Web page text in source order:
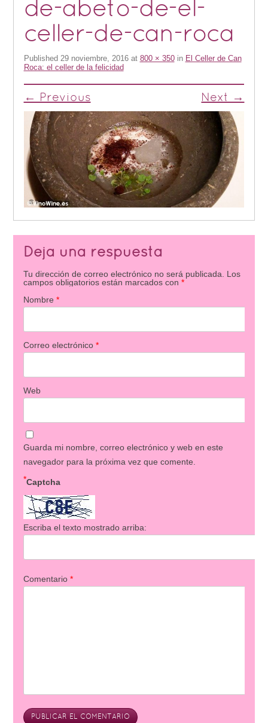
de-abeto-de-el-
celler-de-can-roca
Published 29 noviembre, 2016at 800 × 350in El Celler de Can
Roca: el celler de la felicidad
← Previous Next →
Deja una respuesta
Tu dirección de correo electrónico no será publicada.
Los
campos obligatorios están marcados con *
Nombre *
Correo electrónico *
Web
Guarda mi nombre, correo electrónico y web en este
navegador para la próxima vez que comente.
Captcha
*
Escriba el texto mostrado arriba:
Comentario *